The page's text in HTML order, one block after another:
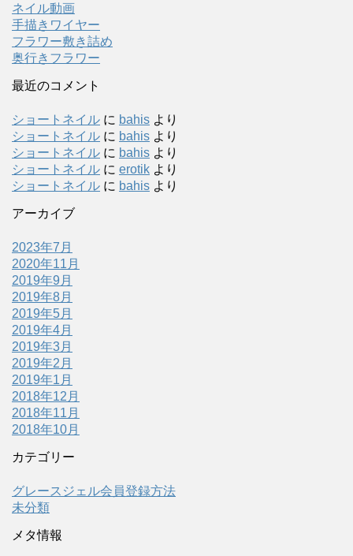
ネイル動画
手描きワイヤー
フラワー敷き詰め
奥行きフラワー
最近のコメント
ショートネイル に bahis より
ショートネイル に bahis より
ショートネイル に bahis より
ショートネイル に erotik より
ショートネイル に bahis より
アーカイブ
2023年7月
2020年11月
2019年9月
2019年8月
2019年5月
2019年4月
2019年3月
2019年2月
2019年1月
2018年12月
2018年11月
2018年10月
カテゴリー
グレースジェル会員登録方法
未分類
メタ情報